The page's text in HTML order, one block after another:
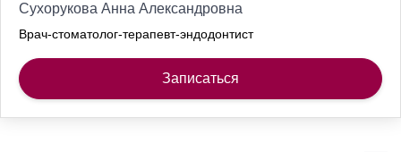
Сухорукова Анна Александровна
Врач-стоматолог-терапевт-эндодонтист
Записаться